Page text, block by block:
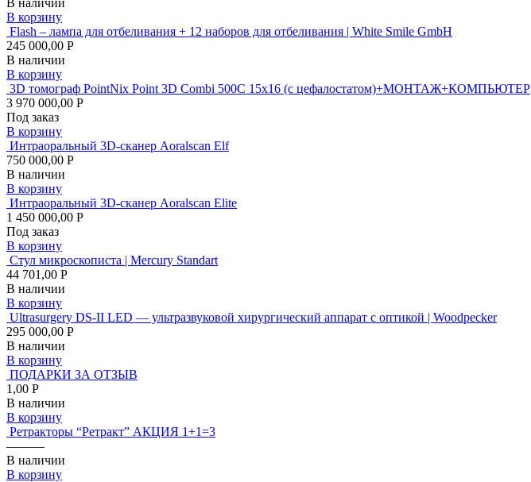
В корзину
Flash – лампа для отбеливания + 12 наборов для отбеливания | White Smile GmbH
245 000,00 Р
В наличии
В корзину
3D томограф PointNix Point 3D Combi 500C 15х16 (с цефалостатом)+МОНТАЖ+КОМПЬЮТЕР
3 970 000,00 Р
Под заказ
В корзину
Интраоральный 3D-сканер Aoralscan Elf
750 000,00 Р
В наличии
В корзину
Интраоральный 3D-сканер Aoralscan Elite
1 450 000,00 Р
Под заказ
В корзину
Стул микроскописта | Mercury Standart
44 701,00 Р
В наличии
В корзину
Ultrasurgery DS-II LED — ультразвуковой хирургический аппарат с оптикой | Woodpecker
295 000,00 Р
В наличии
В корзину
ПОДАРКИ ЗА ОТЗЫВ
1,00 Р
В наличии
В корзину
Ретракторы “Ретракт” АКЦИЯ 1+1=3
———
В наличии
В корзину